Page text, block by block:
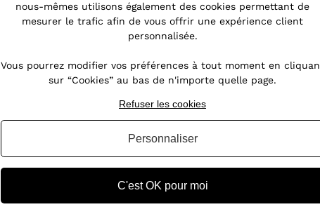
Tendances
nous-mêmes utilisons également des cookies permettant de
mesurer le trafic afin de vous offrir une expérience client
personnalisée.
Vous pourrez modifier vos préférences à tout moment en
sur “Cookies” au bas de n'importe quelle page.
C'est OK pour moi
Refuser les cookies
Personnaliser